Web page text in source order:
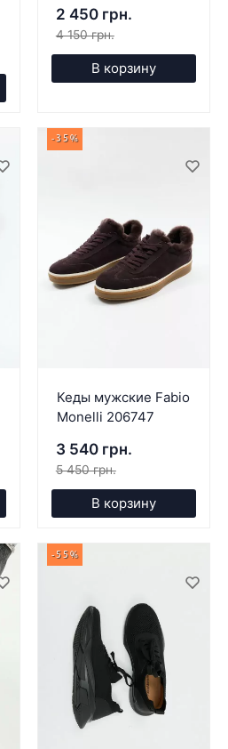
2 450 грн.
4 150 грн.
В корзину
-35%
Кеды мужские Fabio
Monelli 206747
3 540 грн.
5 450 грн.
В корзину
-55%